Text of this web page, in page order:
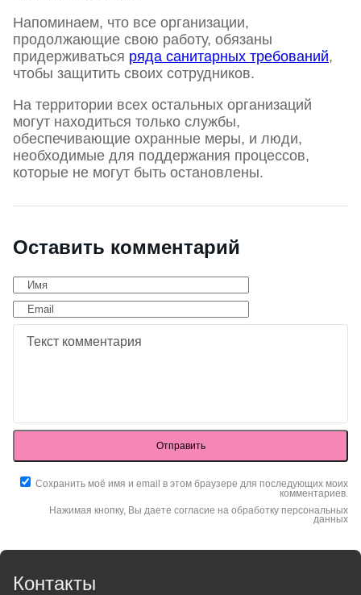
Напоминаем, что все организации,
продолжающие свою работу, обязаны
придерживаться ряда санитарных требований,
чтобы защитить своих сотрудников.
На территории всех остальных организаций
могут находиться только службы,
обеспечивающие охранные меры, и люди,
необходимые для поддержания процессов,
которые не могут быть остановлены.
Оставить комментарий
Отправить
Сохранить моё имя и email в этом браузере для последующих моих
комментариев.
Нажимая кнопку, Вы даете согласие на обработку персональных
данных
Контакты